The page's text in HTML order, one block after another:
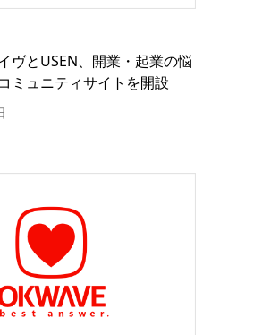
ヴとUSEN、開業・起業の悩
ミュニティサイトを開設